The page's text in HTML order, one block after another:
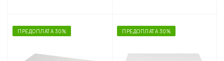
ПРЕДОПЛАТА 30% ПРЕДОПЛАТА 30%